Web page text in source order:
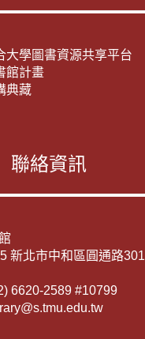
大學圖書資源共享平台
館計畫
典藏
聯絡資訊
新北市中和區圓通路301
6620-2589 #10799